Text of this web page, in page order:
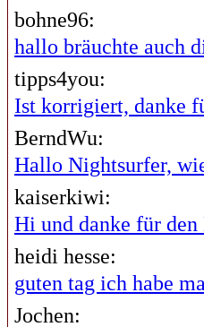
bohne96:
hallo bräuchte auch
tipps4you:
Ist korrigiert, danke
BerndWu:
Hallo Nightsurfer,
kaiserkiwi:
Hi und danke für
heidi hesse:
guten tag ich habe
Jochen: